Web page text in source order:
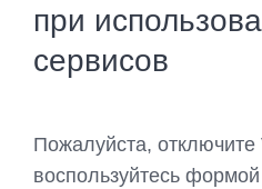
при
сервисов
Пожалуйста, отключите
воспользуйтесь